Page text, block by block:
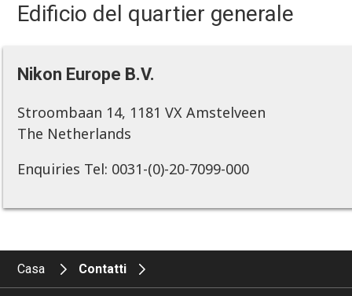
Edificio del quartier generale
Nikon Europe B.V.
Stroombaan 14, 1181 VX Amstelveen
The Netherlands
Enquiries Tel: 0031-(0)-20-7099-000
Casa Contatti